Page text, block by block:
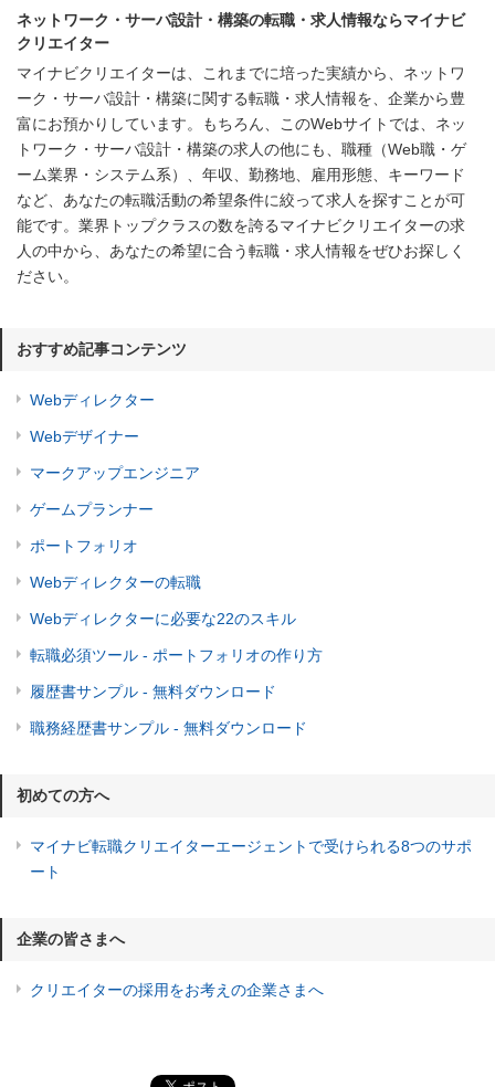
ネットワーク・サーバ設計・構築の転職・求人情報ならマイナビ
クリエイター
マイナビクリエイターは、これまでに培った実績から、ネットワ
ーク・サーバ設計・構築に関する転職・求人情報を、企業から豊
富にお預かりしています。もちろん、このWebサイトでは、ネッ
トワーク・サーバ設計・構築の求人の他にも、職種（Web職・ゲ
ーム業界・システム系）、年収、勤務地、雇用形態、キーワード
など、あなたの転職活動の希望条件に絞って求人を探すことが可
能です。業界トップクラスの数を誇るマイナビクリエイターの求
人の中から、あなたの希望に合う転職・求人情報をぜひお探しく
ださい。
おすすめ記事コンテンツ
Webディレクター
Webデザイナー
マークアップエンジニア
ゲームプランナー
ポートフォリオ
Webディレクターの転職
Webディレクターに必要な22のスキル
転職必須ツール - ポートフォリオの作り方
履歴書サンプル - 無料ダウンロード
職務経歴書サンプル - 無料ダウンロード
初めての方へ
マイナビ転職クリエイターエージェントで受けられる8つのサポ
ート
企業の皆さまへ
クリエイターの採用をお考えの企業さまへ